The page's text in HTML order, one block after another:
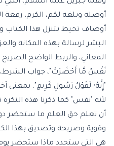
أوصله وبلغه لكم، الكرم، رفعة
أوصاف تحيط بتنزل هذا الكتاب
البشر لرسالة بهذه المكانة
المعاني، والربط الواضح
نَفْسٌ مَّا أَحْضَرَتْ"، جواب الشرط،
"إِنَّهُۥ لَقَوْلُ رَسُولٍ كَرِيمٍ". بمعنى
لأنه "نفس" كما ذكرنا هذه
أن تعلم حق العلم ما ستحضر
وقوية وصريحة وتصديق بهذا
هي التي ستحدد ماذا ستحضر يوم